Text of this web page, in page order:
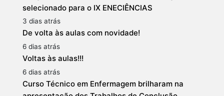
selecionado para o IX ENECIÊNCIAS
3 dias atrás
De volta às aulas com novidade!
6 dias atrás
Voltas às aulas!!!
6 dias atrás
Curso Técnico em Enfermagem brilharam na